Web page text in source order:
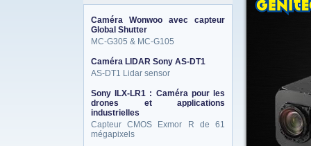
Caméra Wonwoo avec capteur
Global Shutter
MC-G305 & MC-G105
Caméra LIDAR Sony AS-DT1
AS-DT1 Lidar sensor
Sony ILX-LR1 : Caméra pour les
drones et applications
industrielles
Capteur CMOS Exmor R de 61
mégapixels